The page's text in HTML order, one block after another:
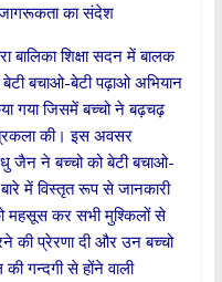
का संदेश
बालिका शिक्षा सदन में बालक
बचाओ-बेटी पढ़ाओ अभियान
गया जिसमें बच्चो ने बढ़चढ़
की। इस अवसर
जैन ने बच्चो को बेटी बचाओ-
में विस्तृत रूप से जानकारी
महसूस कर सभी मुश्किलों से
की प्रेरणा दी और उन बच्चो
गन्दगी से होंने वाली